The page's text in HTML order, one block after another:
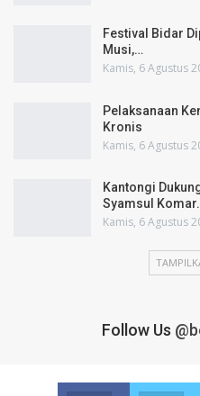
Festival Bidar
Musi,…
Kamis, 6 Agustus
Pelaksanaan
Kronis
Kamis, 6 Agustus
Kantongi
Syamsul
Kamis, 6 Agustus
Follow Us